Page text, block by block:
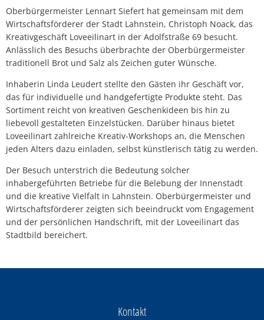
Oberbürgermeister Lennart Siefert hat gemeinsam mit dem
Wirtschaftsförderer der Stadt Lahnstein, Christoph Noack, das
Kreativgeschäft Loveeilinart in der Adolfstraße 69 besucht.
Anlässlich des Besuchs überbrachte der Oberbürgermeister
traditionell Brot und Salz als Zeichen guter Wünsche.
Inhaberin Linda Leudert stellte den Gästen ihr Geschäft vor,
das für individuelle und handgefertigte Produkte steht. Das
Sortiment reicht von kreativen Geschenkideen bis hin zu
liebevoll gestalteten Einzelstücken. Darüber hinaus bietet
Loveeilinart zahlreiche Kreativ-Workshops an, die Menschen
jeden Alters dazu einladen, selbst künstlerisch tätig zu werden.
Der Besuch unterstrich die Bedeutung solcher
inhabergeführten Betriebe für die Belebung der Innenstadt
und die kreative Vielfalt in Lahnstein. Oberbürgermeister und
Wirtschaftsförderer zeigten sich beeindruckt vom Engagement
und der persönlichen Handschrift, mit der Loveeilinart das
Stadtbild bereichert.
Kontakt